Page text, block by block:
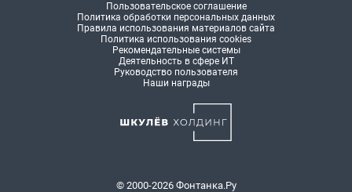
Пользовательское соглашение
Политика обработки персональных данных
Правила использования материалов сайта
Политика использования cookies
Рекомендательные системы
Деятельность в сфере ИТ
Руководство пользователя
Наши награды
© 2000-2026 Фонтанка.Ру